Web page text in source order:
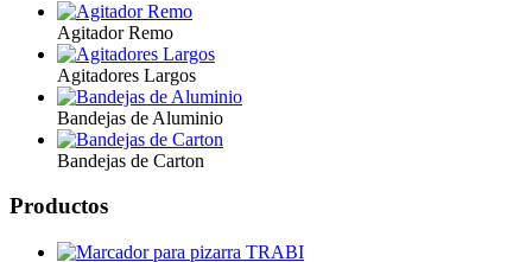
Agitador Remo
Agitadores Largos
Bandejas de Aluminio
Bandejas de Carton
Productos